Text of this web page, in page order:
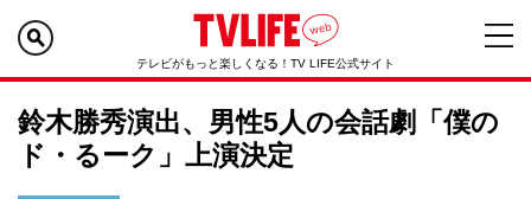
テレビがもっと楽しくなる！TV LIFE公式サイト
鈴木勝秀演出、男性5人の会話劇「僕の
ド・るーク」上演決定